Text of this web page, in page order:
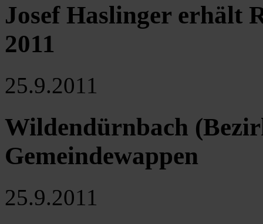
Josef Haslinger erhält
2011
25.9.2011
Wildendürnbach
Gemeindewappen
25.9.2011